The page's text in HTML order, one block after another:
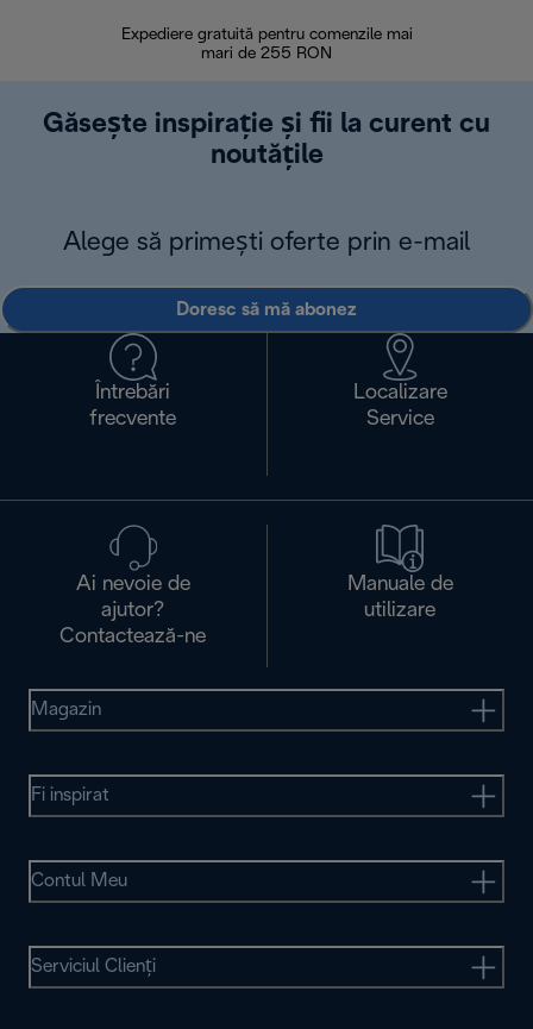
Expediere gratuită pentru comenzile mai
mari de 255 RON
Găsește inspirație și fii la curent cu
noutățile
Alege să primești oferte prin e-mail
Doresc să mă abonez
Întrebări
frecvente
Localizare
Service
Ai nevoie de
ajutor?
Contactează-ne
Manuale de
utilizare
Magazin
Fi inspirat
Contul Meu
Serviciul Clienţi